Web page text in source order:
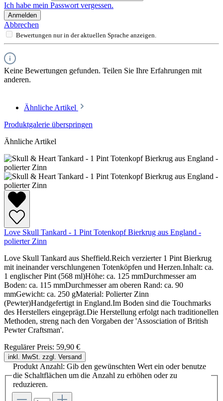
Ich habe mein Passwort vergessen.
Anmelden
Abbrechen
Bewertungen nur in der aktuellen Sprache anzeigen.
Keine Bewertungen gefunden. Teilen Sie Ihre Erfahrungen mit
anderen.
Ähnliche Artikel
Produktgalerie überspringen
Ähnliche Artikel
Love Skull Tankard - 1 Pint Totenkopf Bierkrug aus England -
polierter Zinn
Love Skull Tankard aus Sheffield.Reich verzierter 1 Pint Bierkrug
mit ineinander verschlungenen Totenköpfen und Herzen.Inhalt: ca.
1 englischer Pint (568 ml)Höhe: ca. 125 mmDurchmesser am
Boden: ca. 115 mmDurchmesser am oberen Rand: ca. 90
mmGewicht: ca. 250 gMaterial: Polierter Zinn
(Pewter)Handgefertigt in England.Im Boden sind die Touchmarks
des Herstellers eingeprägt.Die Herstellung erfolgt nach traditionellen
Methoden, streng nach den Vorgaben der 'Assosciation of British
Pewter Craftsman'.
Regulärer Preis: 59,90 €
inkl. MwSt. zzgl. Versand
Produkt Anzahl: Gib den gewünschten Wert ein oder benutze
die Schaltflächen um die Anzahl zu erhöhen oder zu
reduzieren.